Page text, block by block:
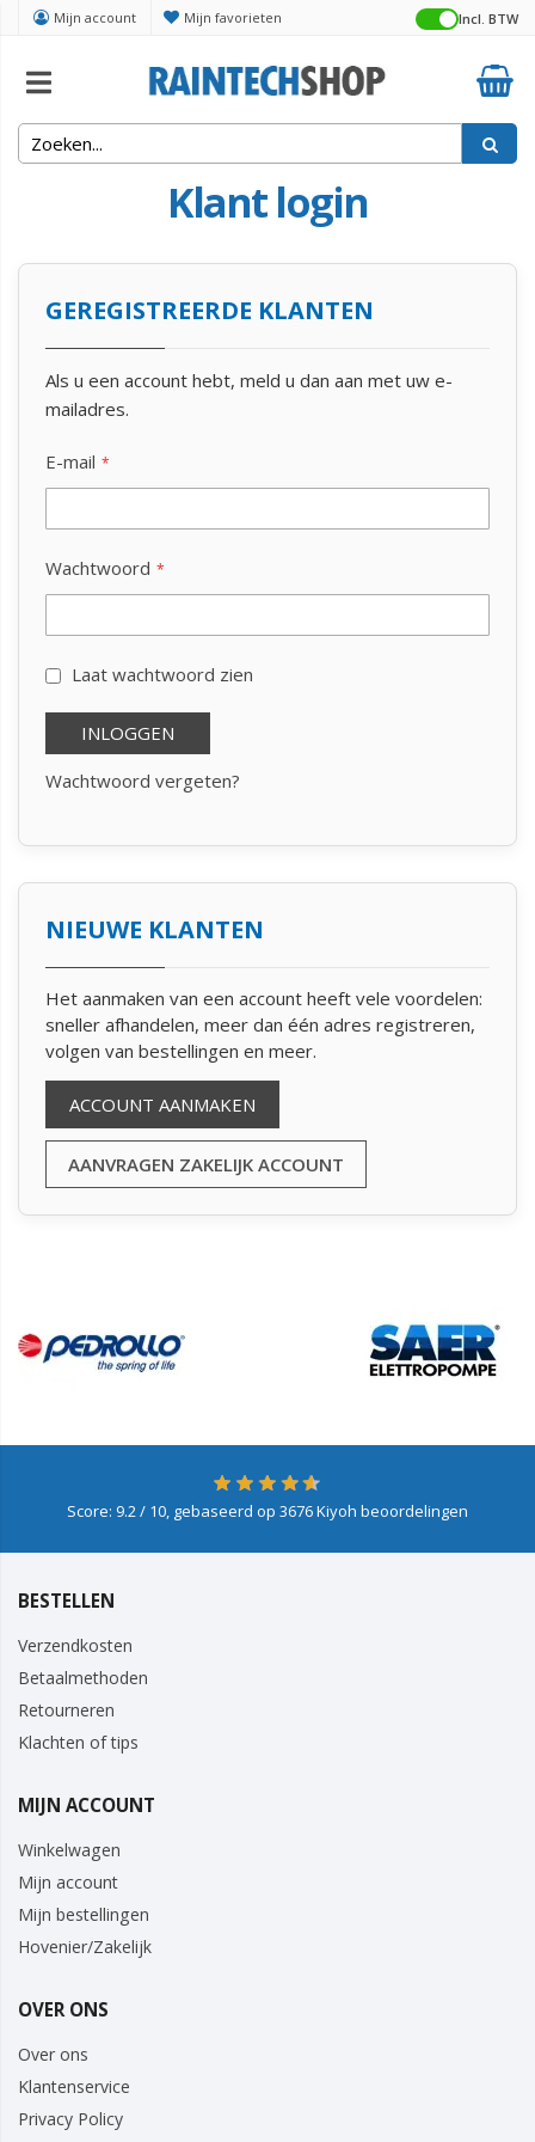
Mijn account Mijn favorieten Incl. BTW
Klant login
GEREGISTREERDE KLANTEN
Als u een account hebt, meld u dan aan met uw e-
mailadres.
E-mail
Wachtwoord
Laat wachtwoord zien
INLOGGEN
Wachtwoord vergeten?
NIEUWE KLANTEN
Het aanmaken van een account heeft vele voordelen:
sneller afhandelen, meer dan één adres registreren,
volgen van bestellingen en meer.
ACCOUNT AANMAKEN
AANVRAGEN ZAKELIJK ACCOUNT
Score: 9.2/ 10, gebaseerd op 3676Kiyoh beoordelingen
BESTELLEN
Verzendkosten
Betaalmethoden
Retourneren
Klachten of tips
MIJN ACCOUNT
Winkelwagen
Mijn account
Mijn bestellingen
Hovenier/Zakelijk
OVER ONS
Over ons
Klantenservice
Privacy Policy